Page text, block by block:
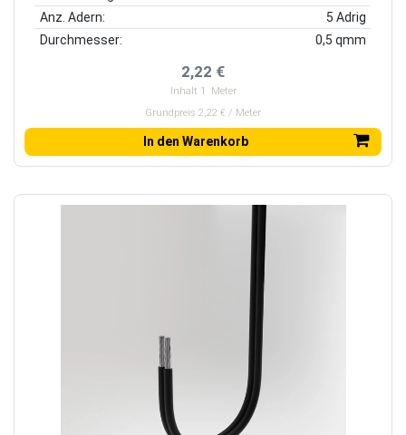
Anz. Adern:
5 Adrig
Durchmesser:
0,5 qmm
2,22 €
Inhalt 1
Meter
Grundpreis 2,22 € / Meter
In den Warenkorb